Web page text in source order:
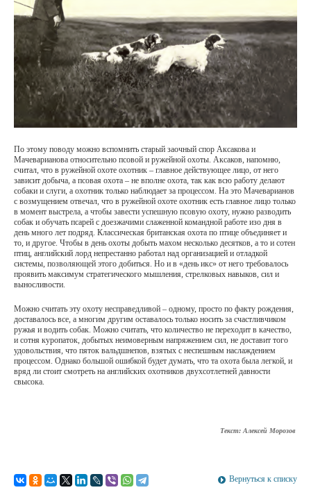
По этому поводу можно вспомнить старый заочный спор Аксакова и
Мачеварианова относительно псовой и ружейной охоты. Аксаков, напомню,
считал, что в ружейной охоте охотник – главное действующее лицо, от него
зависит добыча, а псовая охота – не вполне охота, так как всю работу делают
собаки и слуги, а охотник только наблюдает за процессом. На это Мачеварианов
с возмущением отвечал, что в ружейной охоте охотник есть главное лицо только
в момент выстрела, а чтобы завести успешную псовую охоту, нужно разводить
собак и обучать псарей с доезжачими слаженной командной работе изо дня в
день много лет подряд. Классическая британская охота по птице объединяет и
то, и другое. Чтобы в день охоты добыть махом несколько десятков, а то и сотен
птиц, английский лорд непрестанно работал над организацией и отладкой
системы, позволяющей этого добиться. Но и в «день икс» от него требовалось
проявить максимум стратегического мышления, стрелковых навыков, сил и
выносливости.
Можно считать эту охоту несправедливой – одному, просто по факту рождения,
доставалось все, а многим другим оставалось только носить за счастливчиком
ружья и водить собак. Можно считать, что количество не переходит в качество,
и сотня куропаток, добытых неимоверным напряжением сил, не доставит того
удовольствия, что пяток вальдшнепов, взятых с неспешным наслаждением
процессом. Однако большой ошибкой будет думать, что та охота была легкой, и
вряд ли стоит смотреть на английских охотников двухсотлетней давности
свысока.
Текст: Алексей Морозов
Вернуться к списку